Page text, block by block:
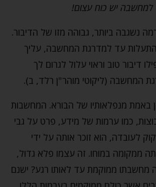
למחשבה יש כוח עצום!
נשגבה ביותר, גבוהה מזו של הדיבור.
עד למדרגת המחשבה, עליך
דיבור טוב וראוי עלול לגרום לך
המחשבה (ליקוטי מוהר"ן רלד, ב).
באמת מנפלאותיו של הבורא. המחשבות
כמו ערמות של מידע, פרט על גבי
לעובדה, הוא זוכר אותה על ידי
ממקומה במוחו. זה עצמו פלא גדול,
מחשבתו ממוקמת עד לאותו רגע? ישנם